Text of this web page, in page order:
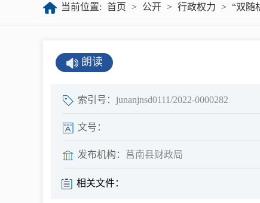
公共企事业单
当前位置: 首页 > 公开 > 行政权力 > “双随
朗读
索引号： junanjnsd0111/2022-0000282
文号：
发布机构： 莒南县财政局
相关文件：